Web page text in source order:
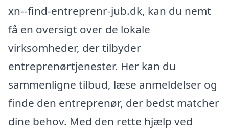
xn--find-entreprenr-jub.dk, kan du nemt
få en oversigt over de lokale
virksomheder, der tilbyder
entreprenørtjenester. Her kan du
sammenligne tilbud, læse anmeldelser og
finde den entreprenør, der bedst matcher
dine behov. Med den rette hjælp ved